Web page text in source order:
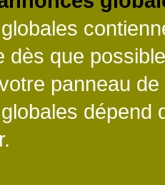
dès que
panneau
dépend